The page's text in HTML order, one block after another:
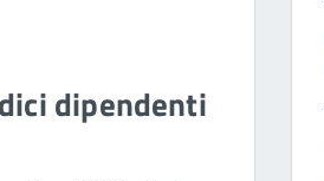
dipendenti